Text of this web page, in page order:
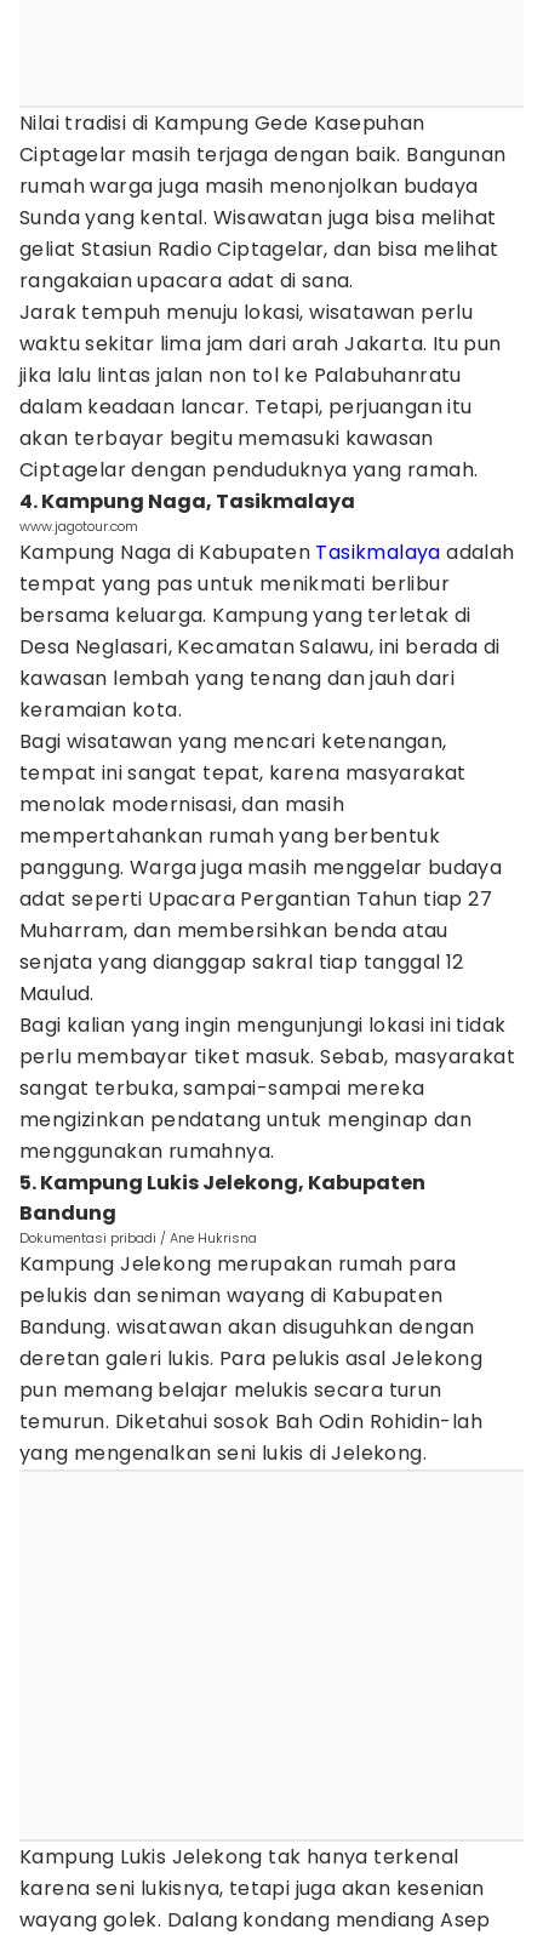
Nilai tradisi di Kampung Gede Kasepuhan
Ciptagelar masih terjaga dengan baik. Bangunan
rumah warga juga masih menonjolkan budaya
Sunda yang kental. Wisawatan juga bisa melihat
geliat Stasiun Radio Ciptagelar, dan bisa melihat
rangakaian upacara adat di sana.
Jarak tempuh menuju lokasi, wisatawan perlu
waktu sekitar lima jam dari arah Jakarta. Itu pun
jika lalu lintas jalan non tol ke Palabuhanratu
dalam keadaan lancar. Tetapi, perjuangan itu
akan terbayar begitu memasuki kawasan
Ciptagelar dengan penduduknya yang ramah.
4. Kampung Naga, Tasikmalaya
www.jagotour.com
Kampung Naga di Kabupaten Tasikmalaya adalah
tempat yang pas untuk menikmati berlibur
bersama keluarga. Kampung yang terletak di
Desa Neglasari, Kecamatan Salawu, ini berada di
kawasan lembah yang tenang dan jauh dari
keramaian kota.
Bagi wisatawan yang mencari ketenangan,
tempat ini sangat tepat, karena masyarakat
menolak modernisasi, dan masih
mempertahankan rumah yang berbentuk
panggung. Warga juga masih menggelar budaya
adat seperti Upacara Pergantian Tahun tiap 27
Muharram, dan membersihkan benda atau
senjata yang dianggap sakral tiap tanggal 12
Maulud.
Bagi kalian yang ingin mengunjungi lokasi ini tidak
perlu membayar tiket masuk. Sebab, masyarakat
sangat terbuka, sampai-sampai mereka
mengizinkan pendatang untuk menginap dan
menggunakan rumahnya.
5. Kampung Lukis Jelekong, Kabupaten
Bandung
Dokumentasi pribadi / Ane Hukrisna
Kampung Jelekong merupakan rumah para
pelukis dan seniman wayang di Kabupaten
Bandung. wisatawan akan disuguhkan dengan
deretan galeri lukis. Para pelukis asal Jelekong
pun memang belajar melukis secara turun
temurun. Diketahui sosok Bah Odin Rohidin-lah
yang mengenalkan seni lukis di Jelekong.
Kampung Lukis Jelekong tak hanya terkenal
karena seni lukisnya, tetapi juga akan kesenian
wayang golek. Dalang kondang mendiang Asep